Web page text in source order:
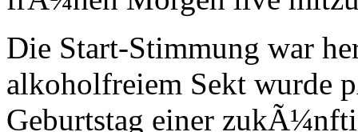
Die Start-Stimmung war
alkoholfreiem Sekt wurde
Geburtstag einer